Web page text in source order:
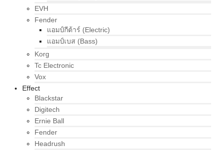
EVH
Fender
แอมป์กีต้าร์ (Electric)
แอมป์เบส (Bass)
Korg
Tc Electronic
Vox
Effect
Blackstar
Digitech
Ernie Ball
Fender
Headrush